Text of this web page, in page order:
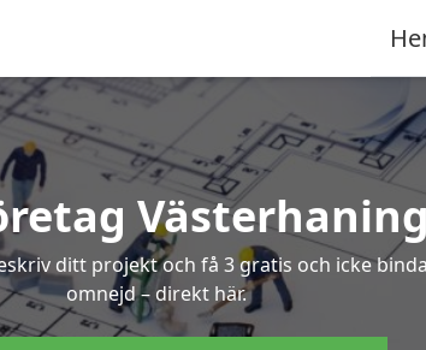
ditt projekt och få 3 gratis och icke
omnejd – direkt här.